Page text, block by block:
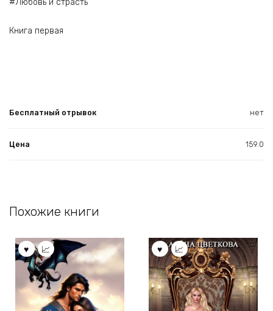
Книга первая
Бесплатный отрывок нет
Цена 159.0
Похожие книги